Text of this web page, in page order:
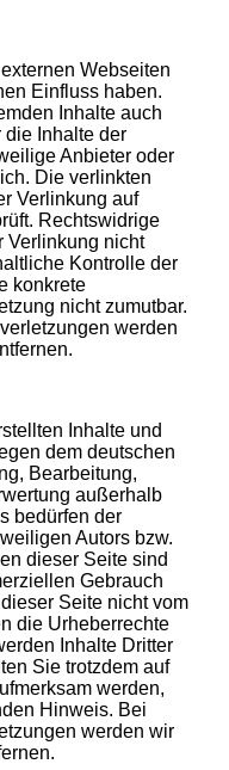
Webseiten
Einfluss haben.
Inhalte auch
die Inhalte der
Anbieter oder
Die verlinkten
Verlinkung auf
Rechtswidrige
Verlinkung nicht
Kontrolle der
konkrete
nicht zumutbar.
werden
Inhalte und
dem deutschen
Bearbeitung,
außerhalb
bedürfen der
Autors bzw.
dieser Seite sind
Gebrauch
Seite nicht vom
die Urheberrechte
Inhalte Dritter
Sie trotzdem auf
werden,
Hinweis. Bei
werden wir